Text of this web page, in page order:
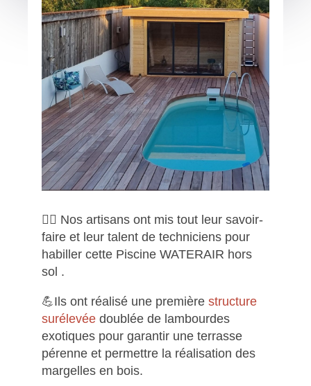
🏊‍♀️ Nos artisans ont mis tout leur savoir-
faire et leur talent de techniciens pour
habiller cette Piscine WATERAIR hors
sol .
💪Ils ont réalisé une premièrestructure
surélevée doublée de lambourdes
exotiques pour garantir une terrasse
pérenne et permettre la réalisation des
margelles en bois.